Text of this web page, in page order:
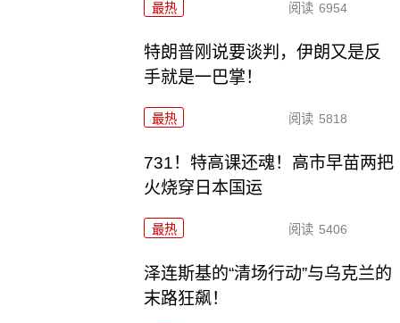
最热 阅读 6954
特朗普刚说要谈判，伊朗又是反
手就是一巴掌！
最热 阅读 5818
731！特高课还魂！高市早苗两把
火烧穿日本国运
最热 阅读 5406
泽连斯基的“清场行动”与乌克兰的
末路狂飙！